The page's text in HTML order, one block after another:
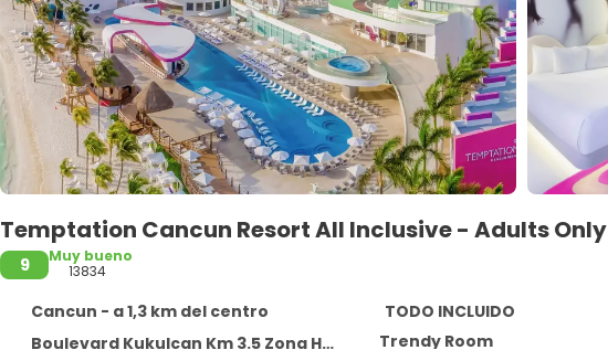
Temptation Cancun Resort All Inclusive - Adults Only
9
Muy bueno
13834
Cancun - a 1,3 km del centro
TODO INCLUIDO
Boulevard Kukulcan Km 3.5 Zona Hotelera, Cancun 77500
Trendy Room